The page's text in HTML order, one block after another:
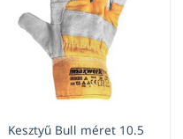
Kesztyű Bull méret 10.5